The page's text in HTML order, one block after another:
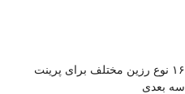
۱۶ نوع رزین مختلف برای پرینت
سه بعدی